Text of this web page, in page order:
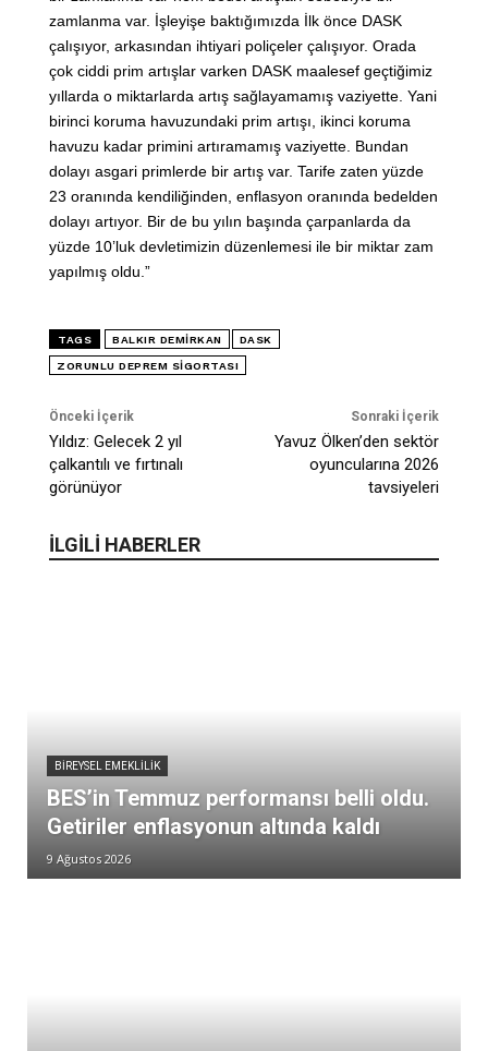
zamlanma var. İşleyişe baktığımızda İlk önce DASK
çalışıyor, arkasından ihtiyari poliçeler çalışıyor. Orada
çok ciddi prim artışlar varken DASK maalesef geçtiğimiz
yıllarda o miktarlarda artış sağlayamamış vaziyette. Yani
birinci koruma havuzundaki prim artışı, ikinci koruma
havuzu kadar primini artıramamış vaziyette. Bundan
dolayı asgari primlerde bir artış var. Tarife zaten yüzde
23 oranında kendiliğinden, enflasyon oranında bedelden
dolayı artıyor. Bir de bu yılın başında çarpanlarda da
yüzde 10’luk devletimizin düzenlemesi ile bir miktar zam
yapılmış oldu.”
TAGS BALKIR DEMIRKAN DASK
ZORUNLU DEPREM SIGORTASI
Önceki İçerik
Yıldız: Gelecek 2 yıl
çalkantılı ve fırtınalı
görünüyor
Sonraki İçerik
Yavuz Ölken’den sektör
oyuncularına 2026
tavsiyeleri
İLGİLİ HABERLER
BIREYSEL EMEKLILIK
BES’in Temmuz performansı belli oldu.
Getiriler enflasyonun altında kaldı
9 Ağustos 2026